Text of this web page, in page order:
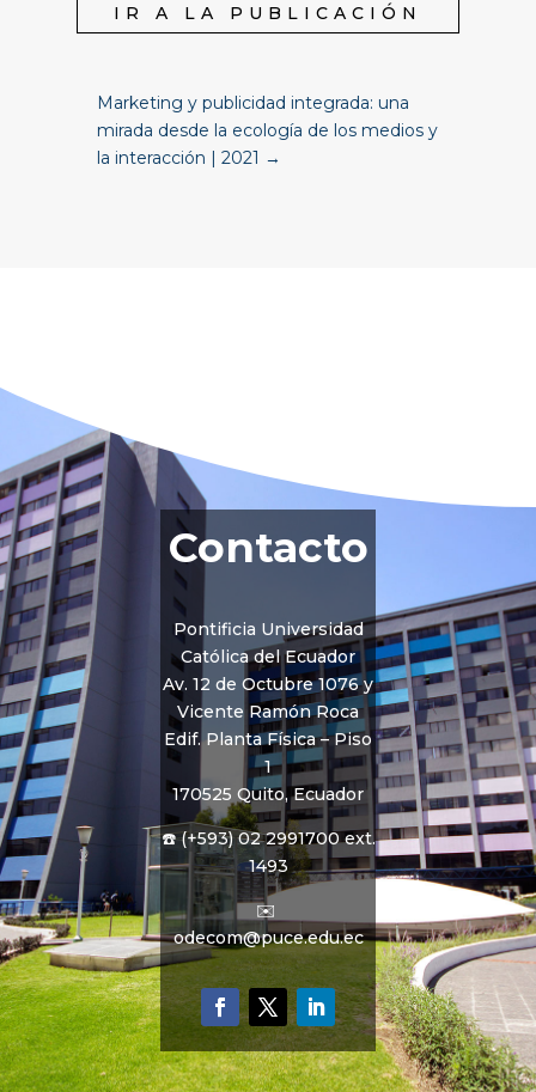
IR A LA PUBLICACIÓN
Marketing y publicidad integrada: una
mirada desde la ecología de los medios y
la interacción | 2021 →
Contacto
Pontificia Universidad
Católica del Ecuador
Av. 12 de Octubre 1076 y
Vicente Ramón Roca
Edif. Planta Física – Piso
1
170525 Quito, Ecuador
☎️ (+593) 02 2991700 ext.
1493
✉️
odecom@puce.edu.ec